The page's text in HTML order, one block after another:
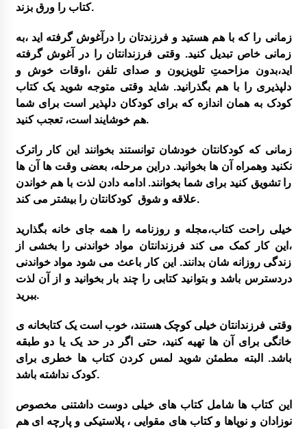
گزارش برگزاری کارگاه های کانون توسعه فرهنگ
ی کودکان
کارگاه تسهیلگری فعالیت های آموزشی – فرهنگ
ی در روستا
بر گزاری دوره آموزشی شناخت قصه و قصه گوی
ی آذزماه ۱۳۸۹
انتخاب عضو کتابخانه کلنگانه بعنوان کتابدار نمونه
کتاب را ورق بزند.
زمانی را که با هم هستید و فرزندتان را درآغوش گرفته اید ،به
زمانی خاص تبدیل کنید. وقتی فرزندانتان را در آغوش گرفته
اید،بدون مزاحمتِ تلویزیون و صدای تلفن ،اوقات خوش و
دلپذیری را با هم بگذرانید. شاید وقتی متوجه شوید یک کتاب
کودک به همان اندازه که برای کودکان دلپذیر است برای شما
هم خوشایند است، تعجب کنید.
زمانی که کودکانتان خودشان توانستند بخوانند این کار راترک
نکنید وهمراه آن ها بخوانید. دراین مرحله، بعضی وقت ها آن ها
را تشویق کنید برای شما بخوانند. ادامه دادن لذت با هم خواندن
علاقه و شوق کودکانتان را بیشتر می کند.
خیلی راحت کتاب،مجله و روزنامه را همه جای خانه بگذارید
،این کار کمک می کند فرزندانتان مواد خواندنی را بخشی از
زندگی روزانه شان بدانند. این کار باعث می شود مواد خواندنی
دردسترس باشد و بتوانید کتابی را چند بار بخوانید و از آن لذت
ببرید.
وقتی فرزندانتان خیلی کوچک هستند، خوب است یک کتابخانه ی
خانگی برای آن ها تهیه کنید، حتی اگر در حد یک یا دو طبقه
باشد. البته مطمئن شوید لمس کردن کتاب ها خطری برای
کودک نداشته باشد.
این کتاب ها شامل کتاب های خیلی دوست داشتنی مخصوص
نوزادان و نوپاها و کتاب های مقوایی ، پلاستیکی و پارچه ای هم